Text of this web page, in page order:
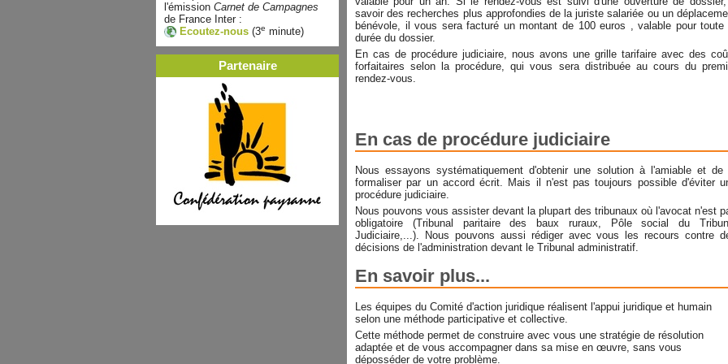
l'émission Carnet de Campagnes
de France Inter :
Ecoutez-nous (3e minute)
Partenaire
savoir des recherches plus approfondies de la juriste salariée ou un
bénévole, il vous sera facturé un montant de 100 euros , valable pour toute
durée du dossier.
En cas de procédure judiciaire, nous avons une grille tarifaire avec des
forfaitaires selon la procédure, qui vous sera distribuée au cours du
rendez-vous.
En cas de procédure judiciaire
Nous essayons systématiquement d'obtenir une solution à l'amiable et de
formaliser par un accord écrit. Mais il n'est pas toujours possible d'éviter
procédure judiciaire.
Nous pouvons vous assister devant la plupart des tribunaux où l'avocat n'est
obligatoire (Tribunal paritaire des baux ruraux, Pôle social du
Judiciaire,...). Nous pouvons aussi rédiger avec vous les recours contre
décisions de l'administration devant le Tribunal administratif.
En savoir plus...
Les équipes du Comité d'action juridique réalisent l'appui juridique et humain
selon une méthode participative et collective.
Cette méthode permet de construire avec vous une stratégie de résolution
adaptée et de vous accompagner dans sa mise en œuvre, sans vous
déposséder de votre problème.